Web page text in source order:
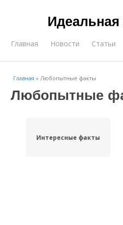
Главная Новости Статьи
Главная »Любопытные факты
Любопытные
Интересные факты